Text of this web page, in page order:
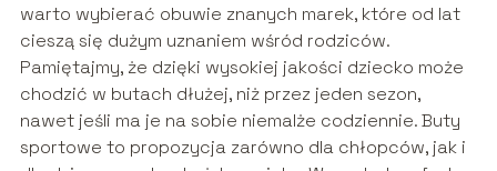
warto wybierać obuwie znanych marek, które od lat
cieszą się dużym uznaniem wśród rodziców.
Pamiętajmy, że dzięki wysokiej jakości dziecko może
chodzić w butach dłużej, niż przez jeden sezon,
nawet jeśli ma je na sobie niemalże codziennie. Buty
sportowe to propozycja zarówno dla chłopców, jak i